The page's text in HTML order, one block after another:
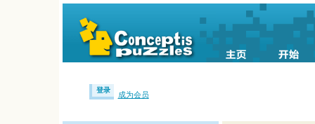
登录
成为会员